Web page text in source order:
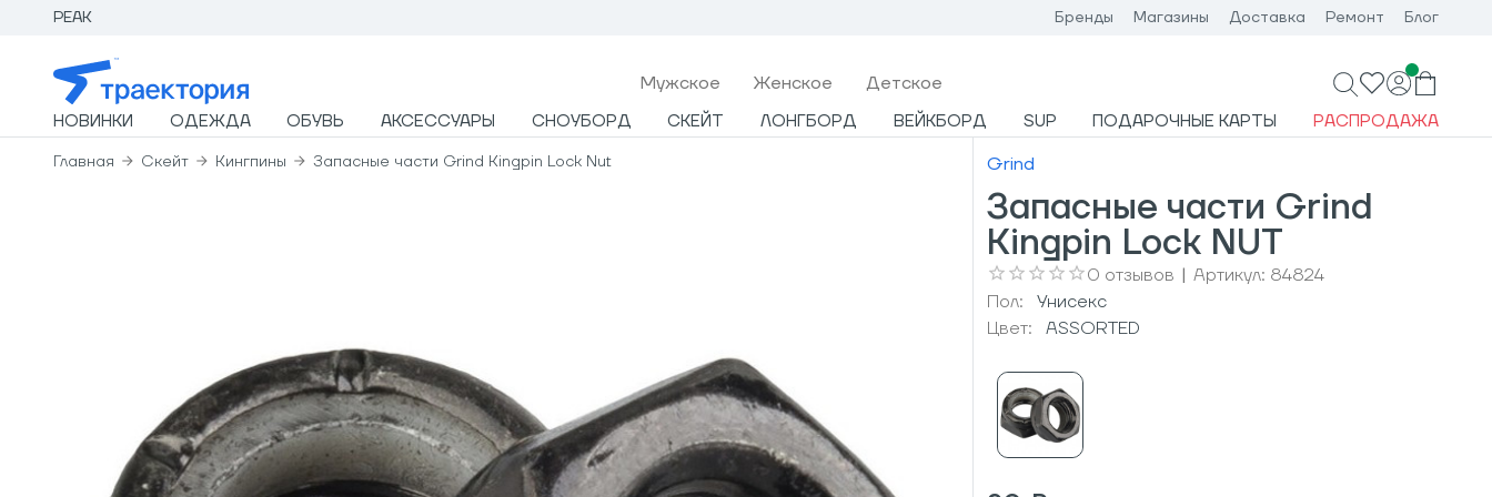
PEAK Бренды Магазины Доставка Ремонт Блог
Мужcкое Женское Детское
НОВИНКИ ОДЕЖДА ОБУВЬ АКСЕССУАРЫ СНОУБОРД СКЕЙТ ЛОНГБОРД ВЕЙКБОРД SUP ПОДАРОЧНЫЕ КАРТЫ РАСПРОДАЖА
Главная Скейт Кингпины Запасные части Grind Kingpin Lock Nut Grind
Запасные части Grind
Kingpin Lock NUT
0 отзывов | Артикул: 84824
Пол:
Унисекс
Цвет:
ASSORTED